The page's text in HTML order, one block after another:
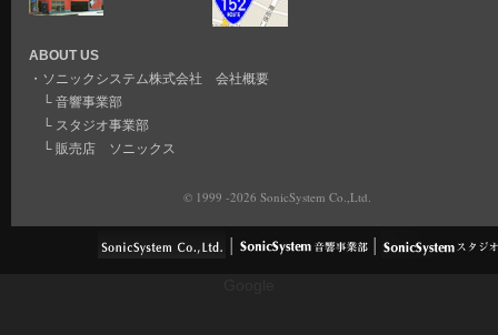
ABOUT US
・ ソニックシステム株式会社 会社概要
└ 音響事業部
└ スタジオ事業部
└ 販売店 ソニックス
© 1999 -2026 SonicSystem Co.,Ltd.